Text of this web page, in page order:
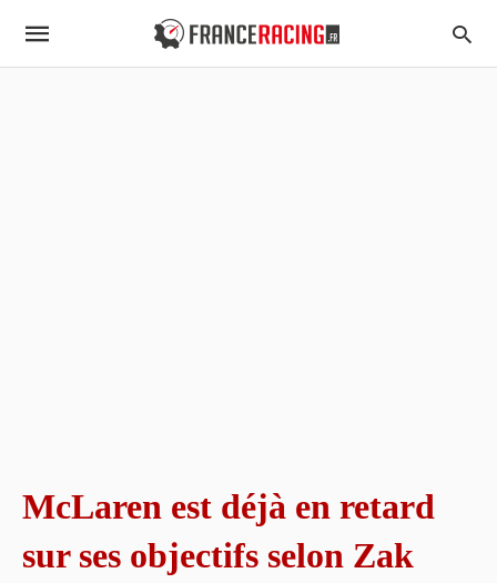
McLaren est déjà en retard
sur ses objectifs selon Zak